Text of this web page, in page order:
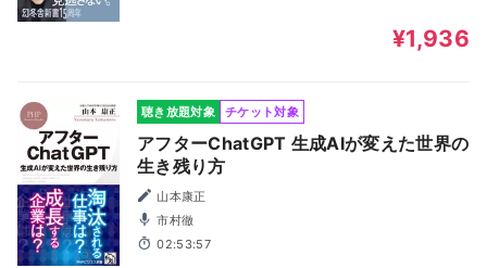
¥1,936
聴き放題対象 チケット対象
アフターChatGPT 生成AIが変えた世界の
生き残り方
山本康正
市村徹
02:53:57